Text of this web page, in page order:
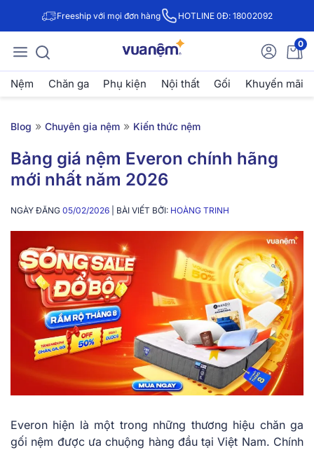
Freeship với mọi đơn hàng HOTLINE 0Đ: 18002092
0
Nệm Chăn ga Phụ kiện Nội thất Gối Khuyến mãi
Blog » Chuyên gia nệm » Kiến thức nệm
Bảng giá nệm Everon chính hãng
mới nhất năm 2026
NGÀY ĐĂNG 05/02/2026 | BÀI VIẾT BỞI: HOÀNG TRINH
Everon hiện là một trong những thương hiệu chăn ga
gối nệm được ưa chuộng hàng đầu tại Việt Nam. Chính